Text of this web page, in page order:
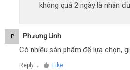
không quá 2 ngày là nhận
P Phương Linh
Có nhiều sản phẩm để lựa chọn,
Reply ● Like